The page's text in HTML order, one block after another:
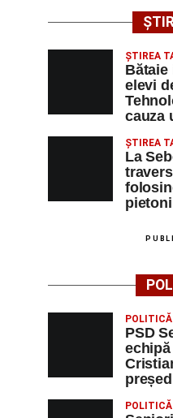
ŞTIREA
elevi
cauza
ŞTIREA
La
POLITICĂ
PSD
POLITICĂ